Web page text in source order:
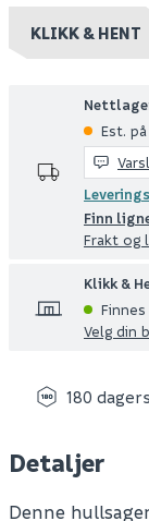
KLIKK & HENT
Est.
Finn
Frakt og
Klikk &
Velg din
180
Detaljer
Denne